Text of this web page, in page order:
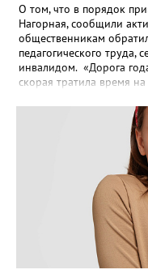
О том, что в порядок
Нагорная, сообщили
общественникам
педагогического труда,
инвалидом. «Дорога
скорая тратила время
однажды реанимация не
Жители писали в
пытались
– рассказали в ОНФ.
они добились, чтобы
этого потребовалось